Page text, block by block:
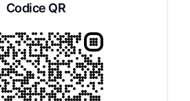
Codice QR